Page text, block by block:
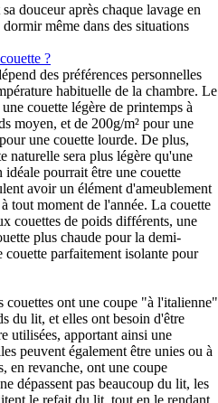
douceur après chaque lavage en
même dans des situations
?
des préférences personnelles
habituelle de la chambre. Le
couette légère de printemps à
moyen, et de 200g/m² pour une
une couette lourde. De plus,
naturelle sera plus légère qu'une
pourrait être une couette
avoir un élément d'ameublement
tout moment de l'année. La couette
couettes de poids différents, une
plus chaude pour la demi-
parfaitement isolante pour
couettes ont une coupe "à l'italienne"
du lit, et elles ont besoin d'être
utilisées, apportant ainsi une
peuvent également être unies ou à
en revanche, ont une coupe
dépassent pas beaucoup du lit, les
le refait du lit, tout en le rendant